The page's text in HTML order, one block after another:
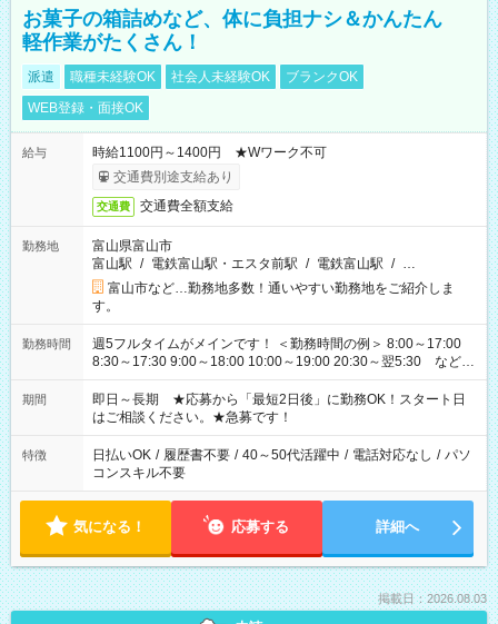
お菓子の箱詰めなど、体に負担ナシ＆かんたん
軽作業がたくさん！
派遣 職種未経験OK 社会人未経験OK
ブランクOK
WEB登録・面接OK
給与
時給1100円～1400円 ★Wワーク不可
交通費別途支給あり
交通費 交通費全額支給
勤務地
富山県富山市
富山駅 / 電鉄富山駅・エスタ前駅 / 電鉄富山駅 / …
富山市など…勤務地多数！通いやすい勤務地をご紹介しま
す。
勤務時間
週5フルタイムがメインです！ ＜勤務時間の例＞ 8:00～17:00
8:30～17:30 9:00～18:00 10:00～19:00 20:30～翌5:30 など ★
その他にも勤務時間多数！ 日勤のみ、残業なし、交替制など
ご希望を教えてください！
期間
即日～長期 ★応募から「最短2日後」に勤務OK！スタート日
はご相談ください。★急募です！
特徴 日払いOK / 履歴書不要 / 40～50代活躍中 / 電話対応なし / パソ
コンスキル不要
気になる！ 応募する 詳細へ
掲載日：2026.08.03